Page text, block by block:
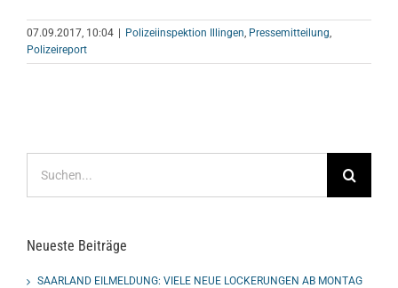
07.09.2017, 10:04 | Polizeiinspektion Illingen Pressemitteilung
Polizeireport
nach:
Neueste Beiträge
SAARLAND EILMELDUNG: VIELE NEUE LOCKERUNGEN AB MONTAG